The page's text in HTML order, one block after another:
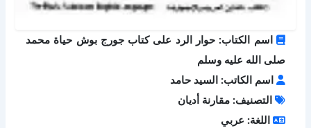
اسم الكتاب: حوار الرد على كتاب جورج بوش حياة محمد
صلى الله عليه وسلم
اسم الكاتب: السيد حامد
التصنيف: مقارنة أديان
اللغة: عربي